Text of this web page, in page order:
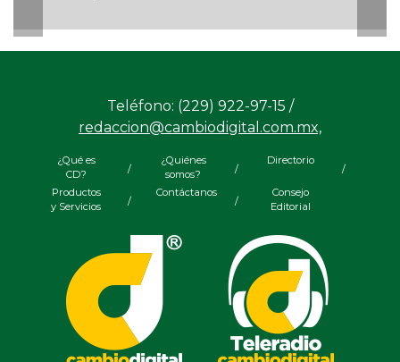
Teléfono: (229) 922-97-15 /
redaccion@cambiodigital.com.mx,
¿Qué es
CD?
/
¿Quiénes
somos?
/
Directorio
/
Productos
y Servicios
/
Contáctanos
/
Consejo
Editorial